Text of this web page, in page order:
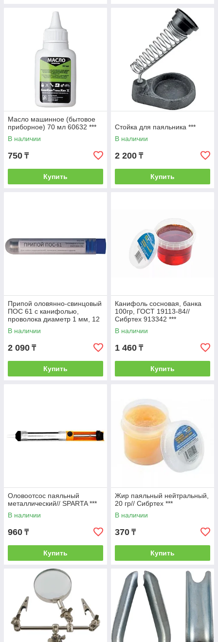
Масло машинное (бытовое
приборное) 70 мл 60632 ***
В наличии
750 ₸
Купить
Стойка для паяльника ***
В наличии
2 200 ₸
Купить
Припой оловянно-свинцовый
ПОС 61 с канифолью,
проволока диаметр 1 мм, 12
гр (в тубе) ***
В наличии
2 090 ₸
Купить
Канифоль сосновая, банка
100гр, ГОСТ 19113-84//
Сибртех 913342 ***
В наличии
1 460 ₸
Купить
Оловоотсос паяльный
металлический// SPARTA ***
В наличии
960 ₸
Купить
Жир паяльный нейтральный,
20 гр// Сибртех ***
В наличии
370 ₸
Купить